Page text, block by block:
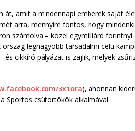
át, amit a mindennapi emberek saját
arra, mennyire fontos, hogy
számolva – közel egymilliárd forintnyi
legnagyobb társadalmi célú
cikkíró pályázat is zajlik, melyek
3x1ora), ahonnan
Sportos csütörtökök alkalmával.